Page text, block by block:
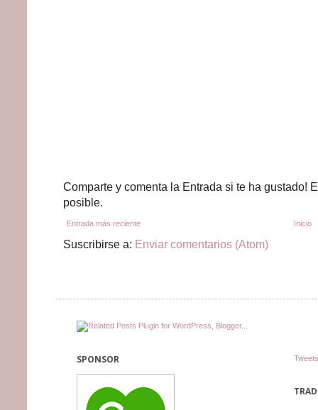
Comparte y comenta la Entrada si te ha gustado!
posible.
Entrada más reciente Inicio
Suscribirse a: Enviar comentarios (Atom)
SPONSOR